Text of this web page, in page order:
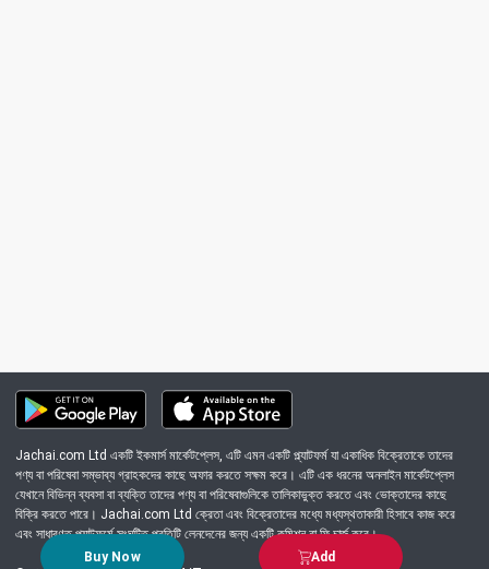
Buy Now Add
Jachai.com Ltd একটি ইকমার্স মার্কেটপ্লেস, এটি এমন একটি প্ল্যাটফর্ম যা একাধিক বিক্রেতাকে তাদের
পণ্য বা পরিষেবা সম্ভাব্য গ্রাহকদের কাছে অফার করতে সক্ষম করে। এটি এক ধরনের অনলাইন মার্কেটপ্লেস
যেখানে বিভিন্ন ব্যবসা বা ব্যক্তি তাদের পণ্য বা পরিষেবাগুলিকে তালিকাভুক্ত করতে এবং ভোক্তাদের কাছে
বিক্রি করতে পারে। Jachai.com Ltd ক্রেতা এবং বিক্রেতাদের মধ্যে মধ্যস্থতাকারী হিসাবে কাজ করে
এবং সাধারণত প্ল্যাটফর্মে সংঘটিত প্রতিটি লেনদেনের জন্য একটি কমিশন বা ফি চার্জ করে।